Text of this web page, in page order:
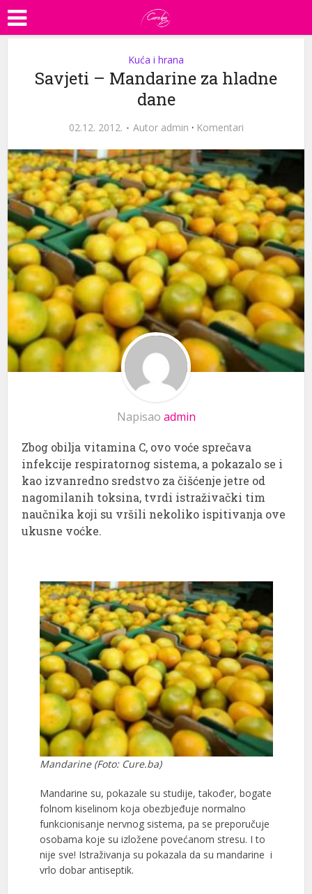
Kuća i hrana
Savjeti – Mandarine za hladne
dane
02.12. 2012. Autor admin · Komentari
Napisao admin
Zbog obilja vitamina C, ovo voće sprečava
infekcije respiratornog sistema, a pokazalo se i
kao izvanredno sredstvo za čišćenje jetre od
nagomilanih toksina, tvrdi istraživački tim
naučnika koji su vršili nekoliko ispitivanja ove
ukusne voćke.
Mandarine (Foto: Cure.ba)
Mandarine su, pokazale su studije, također, bogate
folnom kiselinom koja obezbjeđuje normalno
funkcionisanje nervnog sistema, pa se preporučuje
osobama koje su izložene povećanom stresu. I to
nije sve! Istraživanja su pokazala da su mandarine i
vrlo dobar antiseptik.